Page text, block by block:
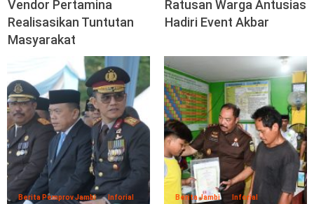
Vendor Pertamina
Realisasikan Tuntutan
Masyarakat
Ratusan Warga Antusias
Hadiri Event Akbar
Berita Pemprov Jambi Inforial Berita Jambi Inforial